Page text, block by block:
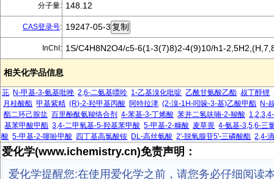
分子量: 148.12
CAS登录号: 19247-05-3
InChI: 1S/C4H8N2O4/c5-6(1-3(7)8)2-4(9)10/h1-
相关化学品信息
苝 N-甲基-3-氨基吡唑 2,6-二氨基嘌呤 1-乙基溴化吡啶 乙酰甘氨酸乙酯 叔丁醇锂
月桂酸酯 甲基紫精 (R)-2-羟甲基丙酸 阿特拉津 (2-溴-1H-吲哚-3-基)乙酸甲酯 N-
酯二环己胺盐 百里酚酞氨羧络合剂 4-苯基-3-丁烯酸 苯并二氢呋喃-2-羧酸
基苯甲酸甲酯 3,4-二甲氧基-5-羟基苯甲酸 5-甲基-2-糠酸 麦草畏 4-氨基-3,5,6-三
酸 5-甲基-2-噻吩甲酸 四丁基高氯酸铵 DL-高丝氨酸 2'-脱氧腺苷5'-三磷酸酯 2,4-
爱化学(www.ichemistry.cn)免责声明：
爱化学提醒您:在使用爱化学之前，请您务必仔细阅读